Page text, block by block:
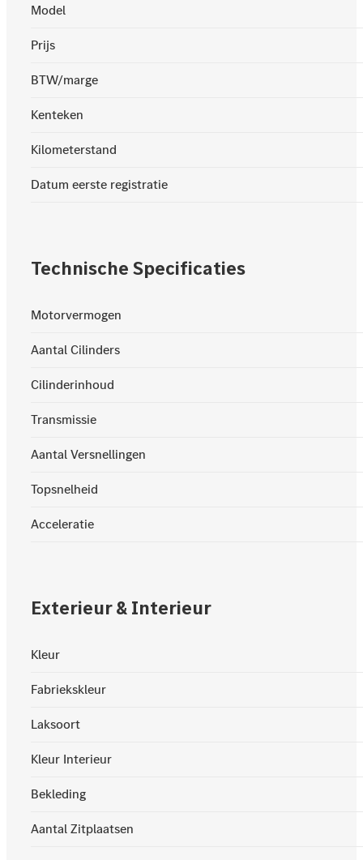
Model
Prijs
BTW/marge
Kenteken
Kilometerstand
Datum eerste registratie
Technische Specificaties
Motorvermogen
Aantal Cilinders
Cilinderinhoud
Transmissie
Aantal Versnellingen
Topsnelheid
Acceleratie
Exterieur & Interieur
Kleur
Fabriekskleur
Laksoort
Kleur Interieur
Bekleding
Aantal Zitplaatsen